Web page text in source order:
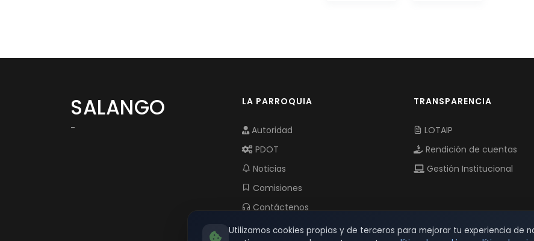
SALANGO
-
LA PARROQUIA
Autoridad
PDOT
Noticias
Comisiones
Contáctenos
TRANSPARENCIA
LOTAIP
Rendición de cuentas
Gestión Institucional
Utilizamos cookies propias y de terceros para mejorar tu experiencia de